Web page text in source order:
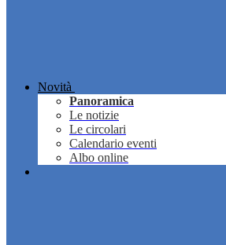
Novità
Panoramica
Le notizie
Le circolari
Calendario eventi
Albo online